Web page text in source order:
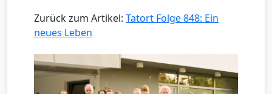
Zurück zum Artikel: Tatort Folge 848: Ein
neues Leben